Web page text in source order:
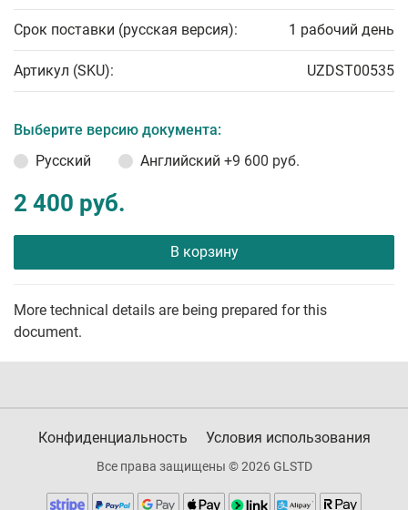
Срок поставки (русская версия): 1 рабочий день
Артикул (SKU): UZDST00535
Выберите версию документа:
Русский
Английский +9 600 руб.
2 400 руб.
В корзину
More technical details are being prepared for this
document.
Конфиденциальность Условия использования
Все права защищены © 2026 GLSTD